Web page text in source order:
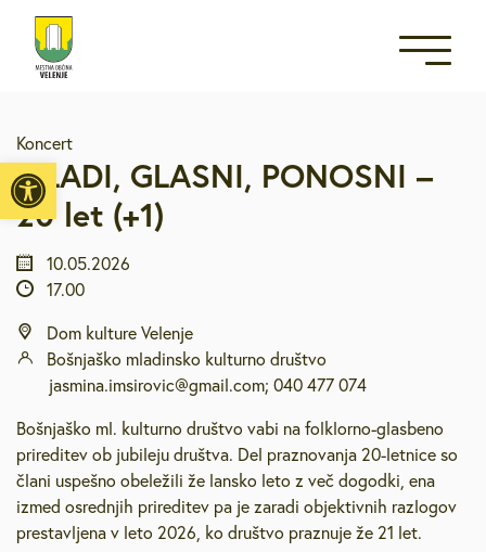
Open toolbar
Koncert
MLADI, GLASNI, PONOSNI –
20 let (+1)
10.05.2026
17.00
Dom kulture Velenje
Bošnjaško mladinsko kulturno društvo
jasmina.imsirovic@gmail.com; 040 477 074
Bošnjaško ml. kulturno društvo vabi na folklorno-glasbeno
prireditev ob jubileju društva. Del praznovanja 20-letnice so
člani uspešno obeležili že lansko leto z več dogodki, ena
izmed osrednjih prireditev pa je zaradi objektivnih razlogov
prestavljena v leto 2026, ko društvo praznuje že 21 let.